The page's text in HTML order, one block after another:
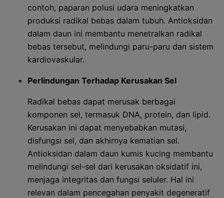
contoh, paparan polusi udara meningkatkan
produksi radikal bebas dalam tubuh. Antioksidan
dalam daun ini membantu menetralkan radikal
bebas tersebut, melindungi paru-paru dan sistem
kardiovaskular.
Perlindungan Terhadap Kerusakan Sel
Radikal bebas dapat merusak berbagai
komponen sel, termasuk DNA, protein, dan lipid.
Kerusakan ini dapat menyebabkan mutasi,
disfungsi sel, dan akhirnya kematian sel.
Antioksidan dalam daun kumis kucing membantu
melindungi sel-sel dari kerusakan oksidatif ini,
menjaga integritas dan fungsi seluler. Hal ini
relevan dalam pencegahan penyakit degeneratif